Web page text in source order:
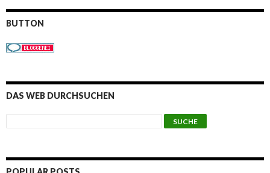
BUTTON
DAS WEB DURCHSUCHEN